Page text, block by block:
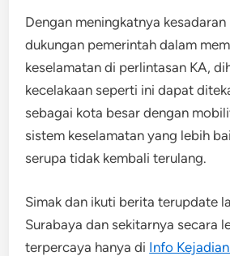
Dengan meningkatnya
dukungan pemerintah dalam
keselamatan di perlintasan KA,
kecelakaan seperti ini dapat
sebagai kota besar dengan
sistem keselamatan yang lebih
serupa tidak kembali terulang.
Simak dan ikuti berita terupdate
Surabaya dan sekitarnya secara
terpercaya hanya di Info